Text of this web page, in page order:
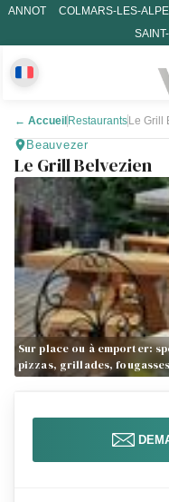
ANNOT COLMARS-LES-
← Accueil Restaurants Le Grill
Beauvezer
Le Grill Belvezien
Sur place ou à emporter:
pizzas, grillades,